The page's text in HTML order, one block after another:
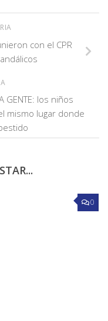
con el CPR
GENTE: los niños
mismo lugar donde
0